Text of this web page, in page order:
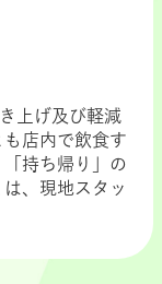
上げ及び軽減
店内で飲食す
持ち帰り」の
、現地スタッ